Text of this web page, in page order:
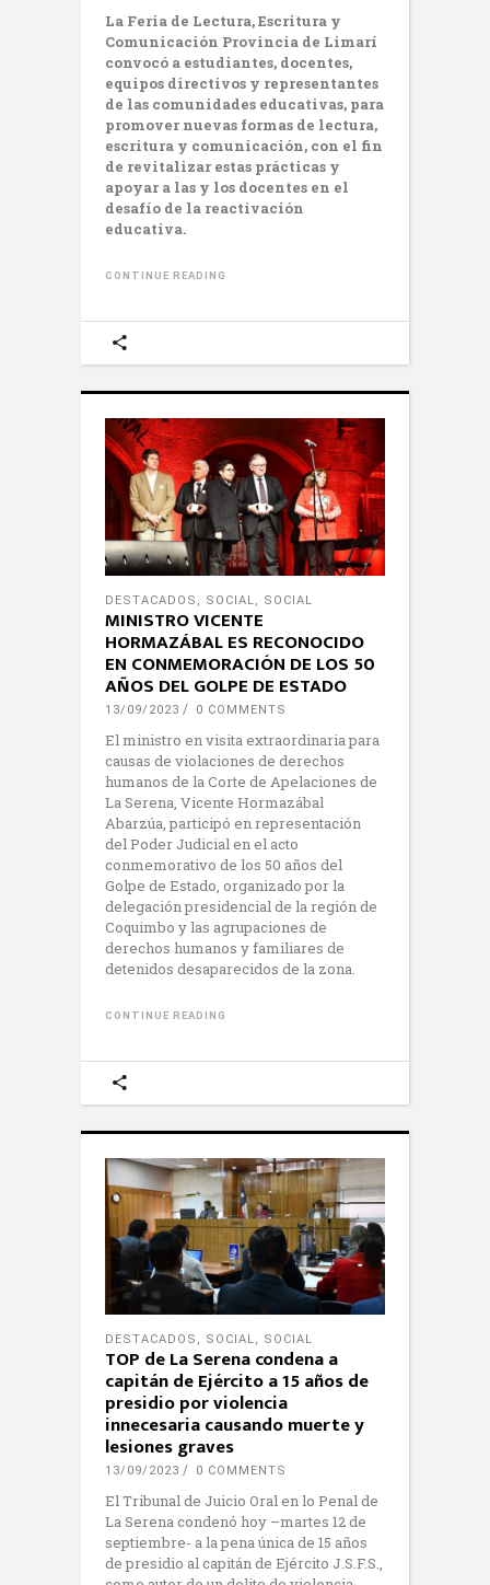
La Feria de Lectura, Escritura y
Comunicación Provincia de Limarí
convocó a estudiantes, docentes,
equipos directivos y representantes
de las comunidades educativas, para
promover nuevas formas de lectura,
escritura y comunicación, con el fin
de revitalizar estas prácticas y
apoyar a las y los docentes en el
desafío de la reactivación
educativa.
CONTINUE READING
DESTACADOS , SOCIAL, SOCIAL
MINISTRO VICENTE
HORMAZÁBAL ES RECONOCIDO
EN CONMEMORACIÓN DE LOS 50
AÑOS DEL GOLPE DE ESTADO
13/09/2023 0 COMMENTS
El ministro en visita extraordinaria para
causas de violaciones de derechos
humanos de la Corte de Apelaciones de
La Serena, Vicente Hormazábal
Abarzúa, participó en representación
del Poder Judicial en el acto
conmemorativo de los 50 años del
Golpe de Estado, organizado por la
delegación presidencial de la región de
Coquimbo y las agrupaciones de
derechos humanos y familiares de
detenidos desaparecidos de la zona.
CONTINUE READING
DESTACADOS , SOCIAL, SOCIAL
TOP de La Serena condena a
capitán de Ejército a 15 años de
presidio por violencia
innecesaria causando muerte y
lesiones graves
13/09/2023 0 COMMENTS
El Tribunal de Juicio Oral en lo Penal de
La Serena condenó hoy –martes 12 de
septiembre- a la pena única de 15 años
de presidio al capitán de Ejército J.S.F.S.,